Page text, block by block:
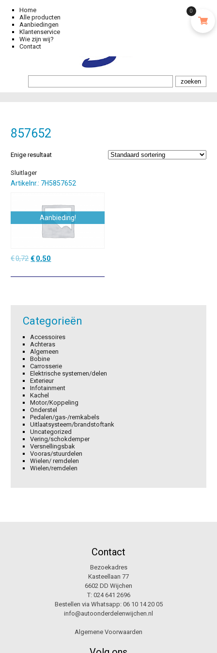
Home
Alle producten
Aanbiedingen
Klantenservice
Wie zijn wij?
Contact
857652
Enige resultaat
Sluitlager
Artikelnr.: 7H5857652
Aanbieding!
€0,72Oorspronkelijke
was:
€ 0,50Huidige
is:
Categorieën
Accessoires
Achteras
Algemeen
Bobine
Carrosserie
Elektrische systemen/delen
Exterieur
Infotainment
Kachel
Motor/Koppeling
Onderstel
Pedalen/gas-/remkabels
Uitlaatsysteem/brandstoftank
Uncategorized
Vering/schokdemper
Versnellingsbak
Vooras/stuurdelen
Wielen/ remdelen
Wielen/remdelen
Contact
Bezoekadres
Kasteellaan 77
6602 DD Wijchen
T: 024 641 2696
Bestellen via Whatsapp: 06 10 14 20 05
info@autoonderdelenwijchen.nl
Algemene Voorwaarden
0